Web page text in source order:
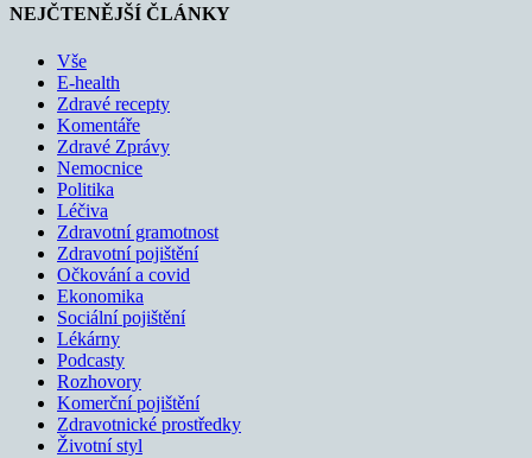
NEJČTENĚJŠÍ ČLÁNKY
Vše
E-health
Zdravé recepty
Komentáře
Zdravé Zprávy
Nemocnice
Politika
Léčiva
Zdravotní gramotnost
Zdravotní pojištění
Očkování a covid
Ekonomika
Sociální pojištění
Lékárny
Podcasty
Rozhovory
Komerční pojištění
Zdravotnické prostředky
Životní styl